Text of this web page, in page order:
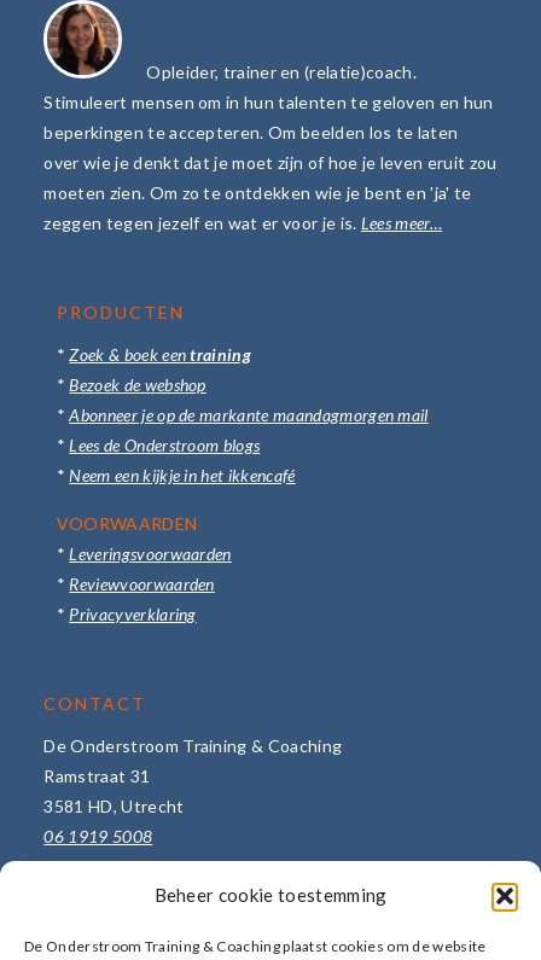
Beheer cookie toestemming
De Onderstroom Training & Coaching plaatst cookies om de website
Opleider, trainer en (relatie)coach.
Stimuleert mensen om in hun talenten te geloven en hun
beperkingen te accepteren. Om beelden los te laten
over wie je denkt dat je moet zijn of hoe je leven eruit zou
moeten zien. Om zo te ontdekken wie je bent en 'ja' te
zeggen tegen jezelf en wat er voor je is. Lees meer…
PRODUCTEN
*Zoek & boek eentraining
*Bezoek de webshop
*Abonneer je op de markante maandagmorgen mail
*Lees de Onderstroom blogs
*Neem een kijkje in het ikkencafé
VOORWAARDEN
*Leveringsvoorwaarden
* Reviewvoorwaarden
* Privacyverklaring
CONTACT
De Onderstroom Training & Coaching
Ramstraat 31
3581 HD, Utrecht
06 1919 5008
info@de-onderstroom.nl